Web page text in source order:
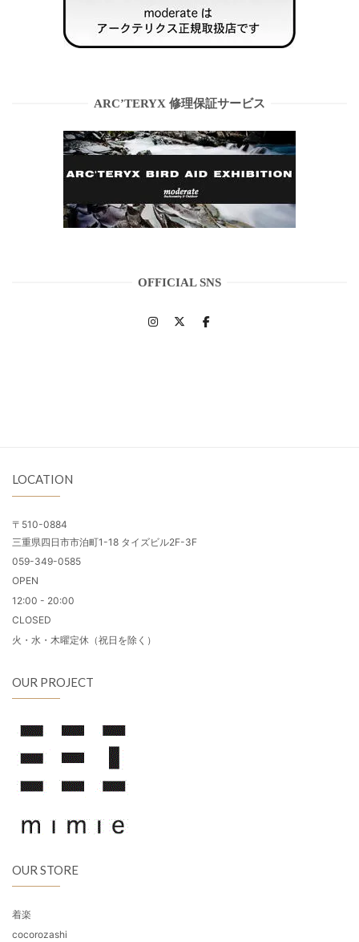
ARC’TERYX 修理保証サービス
OFFICIAL SNS
LOCATION
〒510-0884
三重県四日市市泊町1-18 タイズビル2F-3F
059-349-0585
OPEN
12:00 - 20:00
CLOSED
火・水・木曜定休（祝日を除く）
OUR PROJECT
OUR STORE
着楽
cocorozashi